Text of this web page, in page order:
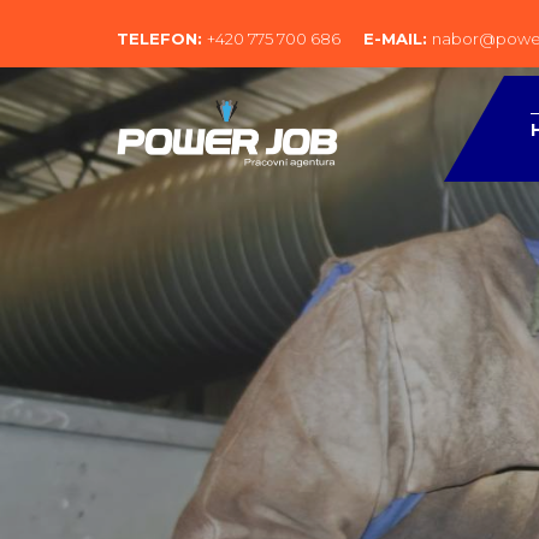
TELEFON: +420 775 700 686 E-MAIL: